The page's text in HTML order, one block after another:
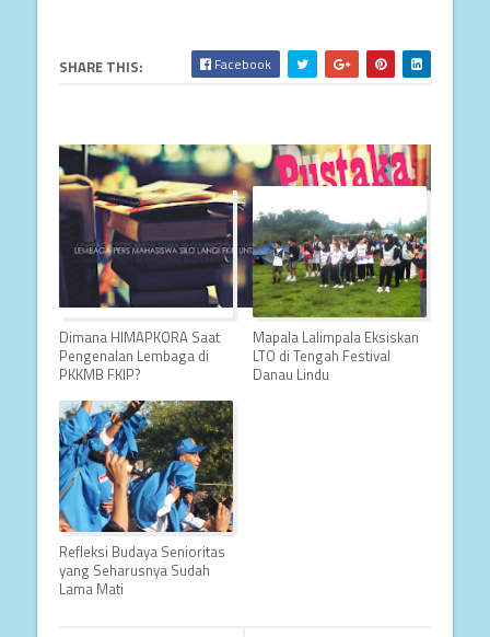
SHARE THIS: Facebook
Dimana HIMAPKORA Saat
Pengenalan Lembaga di
PKKMB FKIP?
Mapala Lalimpala Eksiskan
LTO di Tengah Festival
Danau Lindu
Refleksi Budaya Senioritas
yang Seharusnya Sudah
Lama Mati